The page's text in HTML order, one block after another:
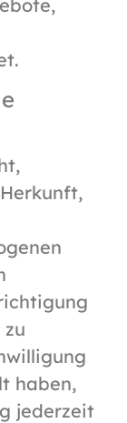
haben,
jederzeit